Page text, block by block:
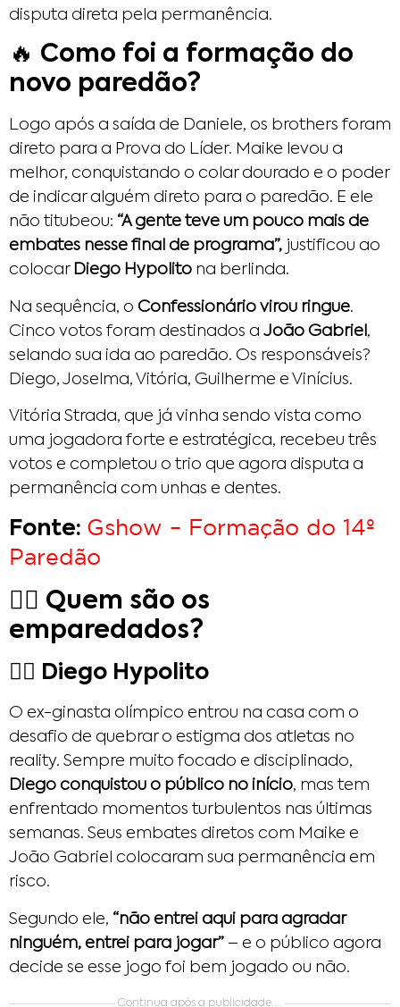
disputa direta pela permanência.
🔥 Como foi a formação do
novo paredão?
Logo após a saída de Daniele, os brothers foram
direto para a Prova do Líder. Maike levou a
melhor, conquistando o colar dourado e o poder
de indicar alguém direto para o paredão. E ele
não titubeou: “A gente teve um pouco mais de
embates nesse final de programa”, justificou ao
colocar Diego Hypolito na berlinda.
Na sequência, o Confessionário virou ringue.
Cinco votos foram destinados a João Gabriel ,
selando sua ida ao paredão. Os responsáveis?
Diego, Joselma, Vitória, Guilherme e Vinícius.
Vitória Strada, que já vinha sendo vista como
uma jogadora forte e estratégica, recebeu três
votos e completou o trio que agora disputa a
permanência com unhas e dentes.
Fonte: Gshow – Formação do 14º
Paredão
🤼‍♂️ Quem são os
emparedados?
🏋️‍♂️ Diego Hypolito
O ex-ginasta olímpico entrou na casa com o
desafio de quebrar o estigma dos atletas no
reality. Sempre muito focado e disciplinado,
Diego conquistou o público no início, mas tem
enfrentado momentos turbulentos nas últimas
semanas. Seus embates diretos com Maike e
João Gabriel colocaram sua permanência em
risco.
Segundo ele, “não entrei aqui para agradar
ninguém, entrei para jogar” – e o público agora
decide se esse jogo foi bem jogado ou não.
Continua após a publicidade....